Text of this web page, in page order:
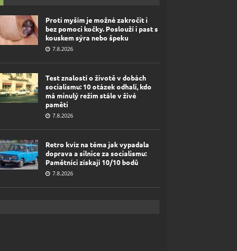
Proti myším je možné zakročit i
bez pomoci kočky. Poslouží i past s
kouskem sýra nebo špeku
7.8.2026
Test znalostí o životě v dobách
socialismu: 10 otázek odhalí, kdo
má minulý režim stále v živé
paměti
7.8.2026
Retro kvíz na téma jak vypadala
doprava a silnice za socialismu:
Pamětníci získají 10/10 bodů
7.8.2026